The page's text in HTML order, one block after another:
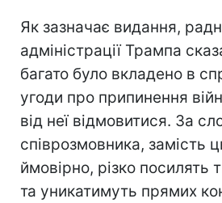
Як зазначає видання,
адміністрації Трампа
багато було вкладено в
угоди про припинення
від неї відмовитися. За
співрозмовника, замість
ймовірно, різко посилять
та уникатимуть прямих